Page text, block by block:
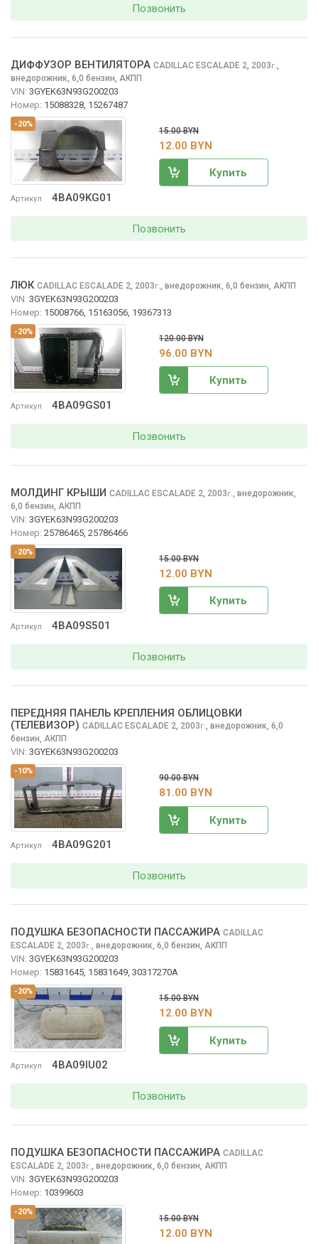
Позвонить
-20%
Артикул 4BA09KG01
ДИФФУЗОР ВЕНТИЛЯТОРА CADILLAC ESCALADE 2, 2003г.,
внедорожник, 6,0 бензин, АКПП
VIN: 3GYEK63N93G200203
Номер: 15088328, 15267487
15.00 BYN
12.00 BYN
Купить
Позвонить
-20%
Артикул 4BA09GS01
ЛЮК CADILLAC ESCALADE 2, 2003г., внедорожник, 6,0 бензин, АКПП
VIN: 3GYEK63N93G200203
Номер: 15008766, 15163056, 19367313
120.00 BYN
96.00 BYN
Купить
Позвонить
-20%
Артикул 4BA09S501
МОЛДИНГ КРЫШИ CADILLAC ESCALADE 2, 2003г., внедорожник,
6,0 бензин, АКПП
VIN: 3GYEK63N93G200203
Номер: 25786465, 25786466
15.00 BYN
12.00 BYN
Купить
Позвонить
-10%
Артикул 4BA09G201
ПЕРЕДНЯЯ ПАНЕЛЬ КРЕПЛЕНИЯ ОБЛИЦОВКИ
(ТЕЛЕВИЗОР) CADILLAC ESCALADE 2, 2003г., внедорожник, 6,0
бензин, АКПП
VIN: 3GYEK63N93G200203
90.00 BYN
81.00 BYN
Купить
Позвонить
-20%
Артикул 4BA09IU02
ПОДУШКА БЕЗОПАСНОСТИ ПАССАЖИРА CADILLAC
ESCALADE 2, 2003г., внедорожник, 6,0 бензин, АКПП
VIN: 3GYEK63N93G200203
Номер: 15831645, 15831649, 30317270A
15.00 BYN
12.00 BYN
Купить
Позвонить
-20%
ПОДУШКА БЕЗОПАСНОСТИ ПАССАЖИРА CADILLAC
ESCALADE 2, 2003г., внедорожник, 6,0 бензин, АКПП
VIN: 3GYEK63N93G200203
Номер: 10399603
15.00 BYN
12.00 BYN